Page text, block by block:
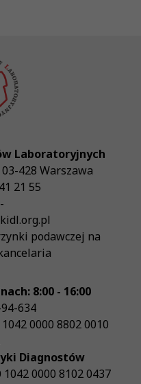
Laboratoryjnych
03-428 Warszawa
21 55
podawczej na
8:00 - 16:00
634
0000 8802 0010
Diagnostów
0000 8102 0437